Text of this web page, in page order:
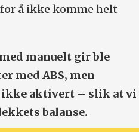
å ikke komme helt
manuelt gir ble
med ABS, men
aktivert – slik at vi
balanse.